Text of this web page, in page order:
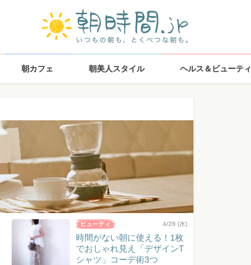
朝カフェ 朝美人スタイル ヘルス＆ビューティ
4/28 (水)
時間がない朝に使える！1枚
でおしゃれ見え「デザインT
シャツ」コーデ術3つ